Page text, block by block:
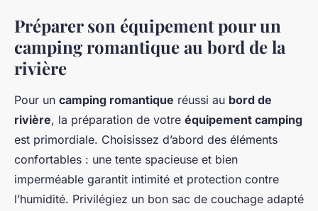
Astuces pour créer une
expérience de camping
romantique mémorable au
bord de la rivière
Préparer son équipement pour un
camping romantique au bord de la
rivière
Pour un camping romantique réussi au bord de
rivière, la préparation de votre équipement camping
est primordiale. Choisissez d’abord des éléments
confortables : une tente spacieuse et bien
imperméable garantit intimité et protection contre
l’humidité. Privilégiez un bon sac de couchage adapté